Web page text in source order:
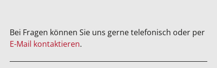
Bei Fragen können Sie uns gerne telefonisch oder per
E-Mail kontaktieren.